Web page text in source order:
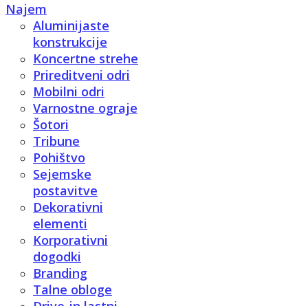
Najem
Aluminijaste
konstrukcije
Koncertne strehe
Prireditveni odri
Mobilni odri
Varnostne ograje
Šotori
Tribune
Pohištvo
Sejemske
postavitve
Dekorativni
elementi
Korporativni
dogodki
Branding
Talne obloge